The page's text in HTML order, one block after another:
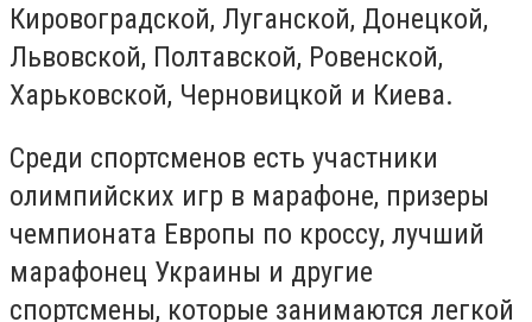
Кировоградской, Луганской, Донецкой,
Львовской, Полтавской, Ровенской,
Харьковской, Черновицкой и Киева.
Среди спортсменов есть участники
олимпийских игр в марафоне, призеры
чемпионата Европы по кроссу, лучший
марафонец Украины и другие
спортсмены, которые занимаются легкой